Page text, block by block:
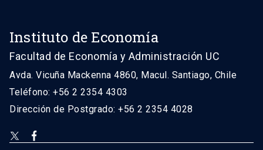
Instituto de Economía
Facultad de Economía y Administración UC
Avda. Vicuña Mackenna 4860, Macul. Santiago, Chile
Teléfono: +56 2 2354 4303
Dirección de Postgrado: +56 2 2354 4028